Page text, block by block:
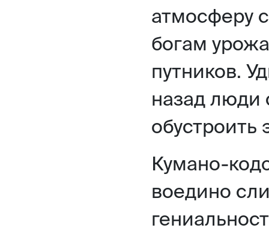
атмосферу
богам
путников.
назад люди
обустроить
Кумано-
воедино